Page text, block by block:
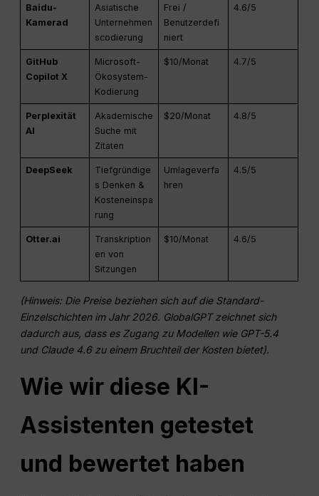
Baidu-
Kamerad
Asiatische
Unternehmen
scodierung
Frei /
Benutzerdefi
niert
4.6/5
GitHub
Copilot X
Microsoft-
Ökosystem-
Kodierung
$10/Monat 4.7/5
Perplexität
AI
Akademische
Suche mit
Zitaten
$20/Monat 4.8/5
DeepSeek
Tiefgründige
s Denken &
Kosteneinspa
rung
Umlageverfa
hren
4.5/5
Otter.ai
Transkription
en von
Sitzungen
$10/Monat 4.6/5
(Hinweis: Die Preise beziehen sich auf die Standard-
Einzelschichten im Jahr 2026. GlobalGPT zeichnet sich
dadurch aus, dass es Zugang zu Modellen wie GPT-5.4
und Claude 4.6 zu einem Bruchteil der Kosten bietet).
Wie wir diese KI-
Assistenten getestet
und bewertet haben